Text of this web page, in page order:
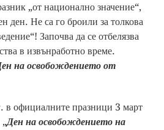
„от национално значение“,
ден. Не са го броили за толкова
Започва да се отбелязва
в извънработно време.
на освобождението от
в официалните празници 3 март
Ден на освобождението на